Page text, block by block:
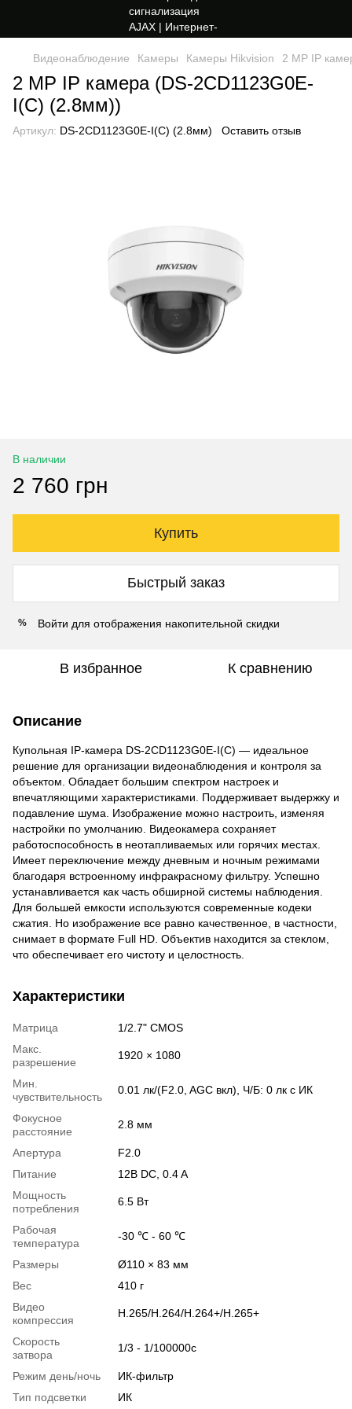
Видеонаблюдение Камеры Камеры Hikvision 2 MP IP
2 MP IP камера (DS-2CD1123G0E-
I(C) (2.8мм))
Артикул: DS-2CD1123G0E-I(C) (2.8мм) Оставить отзыв
В наличии
2 760 грн
Купить
Быстрый заказ
% Войти для отображения накопительной скидки
В избранное К сравнению
Описание
Купольная IP-камера DS-2CD1123G0E-I(C) — идеальное
решение для организации видеонаблюдения и контроля за
объектом. Обладает большим спектром настроек и
впечатляющими характеристиками. Поддерживает выдержку и
подавление шума. Изображение можно настроить, изменяя
настройки по умолчанию. Видеокамера сохраняет
работоспособность в неотапливаемых или горячих местах.
Имеет переключение между дневным и ночным режимами
благодаря встроенному инфракрасному фильтру. Успешно
устанавливается как часть обширной системы наблюдения.
Для большей емкости используются современные кодеки
сжатия. Но изображение все равно качественное, в частности,
снимает в формате Full HD. Объектив находится за стеклом,
что обеспечивает его чистоту и целостность.
Характеристики
Матрица
1/2.7" CMOS
Макс.
разрешение
1920 × 1080
Мин.
чувствительность
0.01 лк/(F2.0, AGC вкл), Ч/Б: 0 лк с ИК
Фокусное
расстояние
2.8 мм
Апертура
F2.0
Питание
12В DC, 0.4 A
Мощность
потребления
6.5 Вт
Рабочая
температура
-30 ℃ - 60 ℃
Размеры
Ø110 × 83 мм
Вес
410 г
Видео
компрессия
H.265/H.264/H.264+/H.265+
Скорость
затвора
1/3 - 1/100000с
Режим день/ночь
ИК-фильтр
Тип подсветки
ИК